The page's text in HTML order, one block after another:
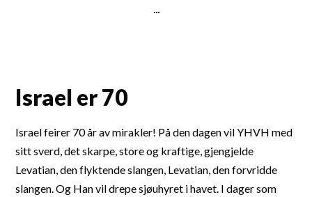
...
Israel er 70
Israel feirer 70 år av mirakler! På den dagen vil YHVH med
sitt sverd, det skarpe, store og kraftige, gjengjelde
Levatian, den flyktende slangen, Levatian, den forvridde
slangen. Og Han vil drepe sjøuhyret i havet. I dager som